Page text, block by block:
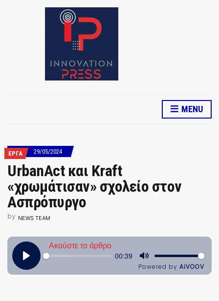
MENU
ΕΡΓΑ 29/05/2024
UrbanAct και Kraft
«χρωμάτισαν» σχολείο στον
Ασπρόπυργο
by NEWS TEAM